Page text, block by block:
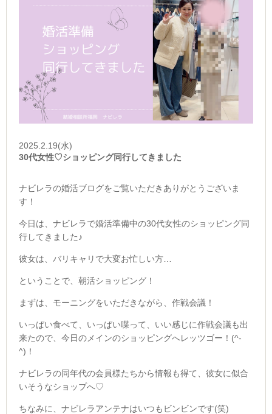
2025.2.19(水)
30代女性♡ショッピング同行してきました
ナビレラの婚活ブログをご覧いただきありがとうございま
す！
今日は、ナビレラで婚活準備中の30代女性のショッピング同
行してきました♪
彼女は、バリキャリで大変お忙しい方…
ということで、朝活ショッピング！
まずは、モーニングをいただきながら、作戦会議！
いっぱい食べて、いっぱい喋って、いい感じに作戦会議も出
来たので、今日のメインのショッピングへレッツゴー！(^-
^)！
ナビレラの同年代の会員様たちから情報も得て、彼女に似合
いそうなショップへ♡
ちなみに、ナビレラアンテナはいつもビンビンです(笑)